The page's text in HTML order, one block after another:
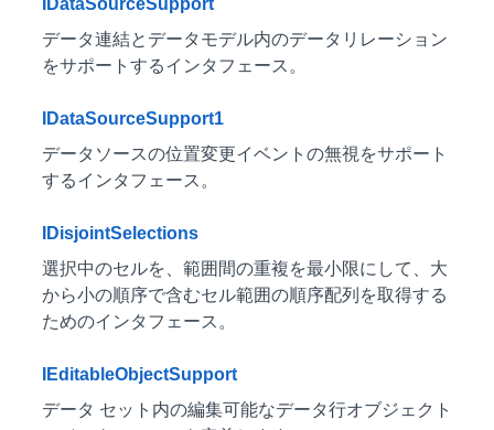
IDataSourceSupport
データ連結とデータモデル内のデータリレーション
をサポートするインタフェース。
IDataSourceSupport1
データソースの位置変更イベントの無視をサポート
するインタフェース。
IDisjointSelections
選択中のセルを、範囲間の重複を最小限にして、大
から小の順序で含むセル範囲の順序配列を取得する
ためのインタフェース。
IEditableObjectSupport
データ セット内の編集可能なデータ行オブジェクト